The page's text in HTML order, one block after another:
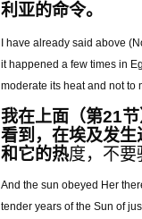
利亚的命令。
I have already said above
it happened a few times in
moderate its heat and not to
我在上面（第21
看到，在埃及发
和它的热度， 不要
And the sun obeyed Her
tender years of the Sun of